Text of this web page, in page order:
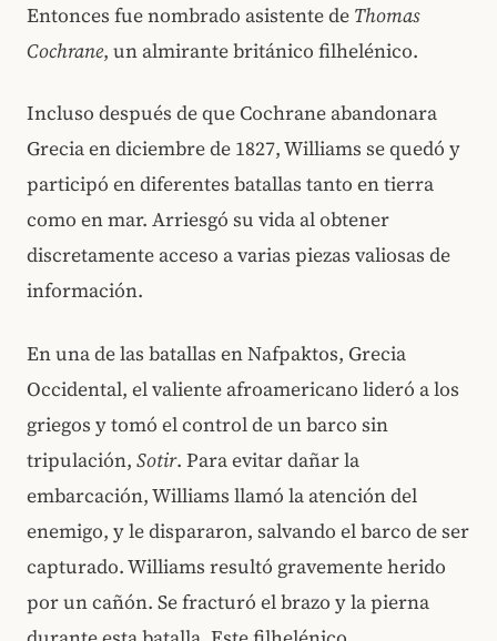
Entonces fue nombrado asistente de Thomas
Cochrane, un almirante británico filhelénico.
Incluso después de que Cochrane abandonara
Grecia en diciembre de 1827, Williams se quedó y
participó en diferentes batallas tanto en tierra
como en mar. Arriesgó su vida al obtener
discretamente acceso a varias piezas valiosas de
información.
En una de las batallas en Nafpaktos, Grecia
Occidental, el valiente afroamericano lideró a los
griegos y tomó el control de un barco sin
tripulación, Sotir. Para evitar dañar la
embarcación, Williams llamó la atención del
enemigo, y le dispararon, salvando el barco de ser
capturado. Williams resultó gravemente herido
por un cañón. Se fracturó el brazo y la pierna